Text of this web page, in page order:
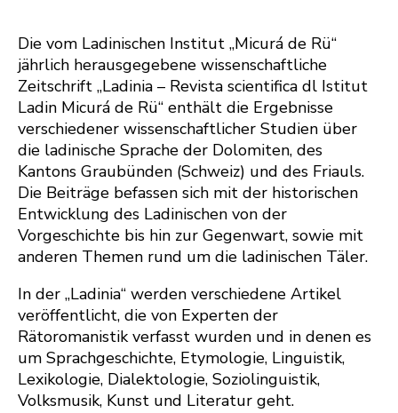
Die vom Ladinischen Institut „Micurá de Rü“
jährlich herausgegebene wissenschaftliche
Zeitschrift „Ladinia – Revista scientifica dl Istitut
Ladin Micurá de Rü“ enthält die Ergebnisse
verschiedener wissenschaftlicher Studien über
die ladinische Sprache der Dolomiten, des
Kantons Graubünden (Schweiz) und des Friauls.
Die Beiträge befassen sich mit der historischen
Entwicklung des Ladinischen von der
Vorgeschichte bis hin zur Gegenwart, sowie mit
anderen Themen rund um die ladinischen Täler.
In der „Ladinia“ werden verschiedene Artikel
veröffentlicht, die von Experten der
Rätoromanistik verfasst wurden und in denen es
um Sprachgeschichte, Etymologie, Linguistik,
Lexikologie, Dialektologie, Soziolinguistik,
Volksmusik, Kunst und Literatur geht.